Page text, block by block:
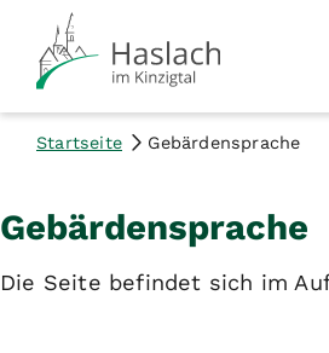
Startseite Gebärdensprache
Gebärdensprache
Die Seite befindet sich im